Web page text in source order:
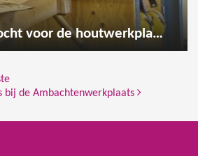
Vrijwilligers gezocht voor de houtwerkplaats
bij de Ambachtenwerkplaats